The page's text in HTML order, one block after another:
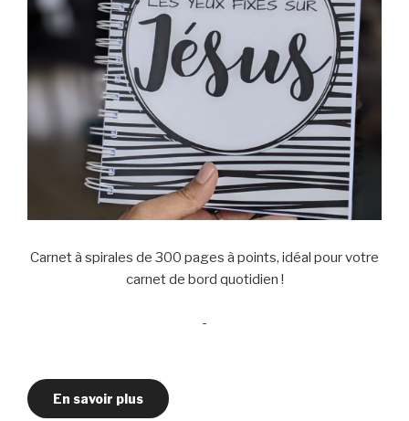
Carnet à spirales de 300 pages à points, idéal pour votre
carnet de bord quotidien !
-
En savoir plus